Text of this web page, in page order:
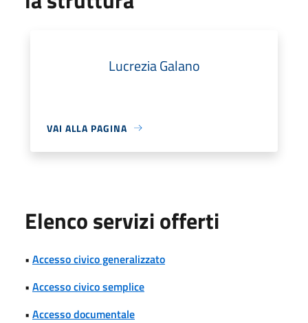
Lucrezia Galano
VAI ALLA PAGINA
Elenco servizi offerti
• Accesso civico generalizzato
• Accesso civico semplice
• Accesso documentale